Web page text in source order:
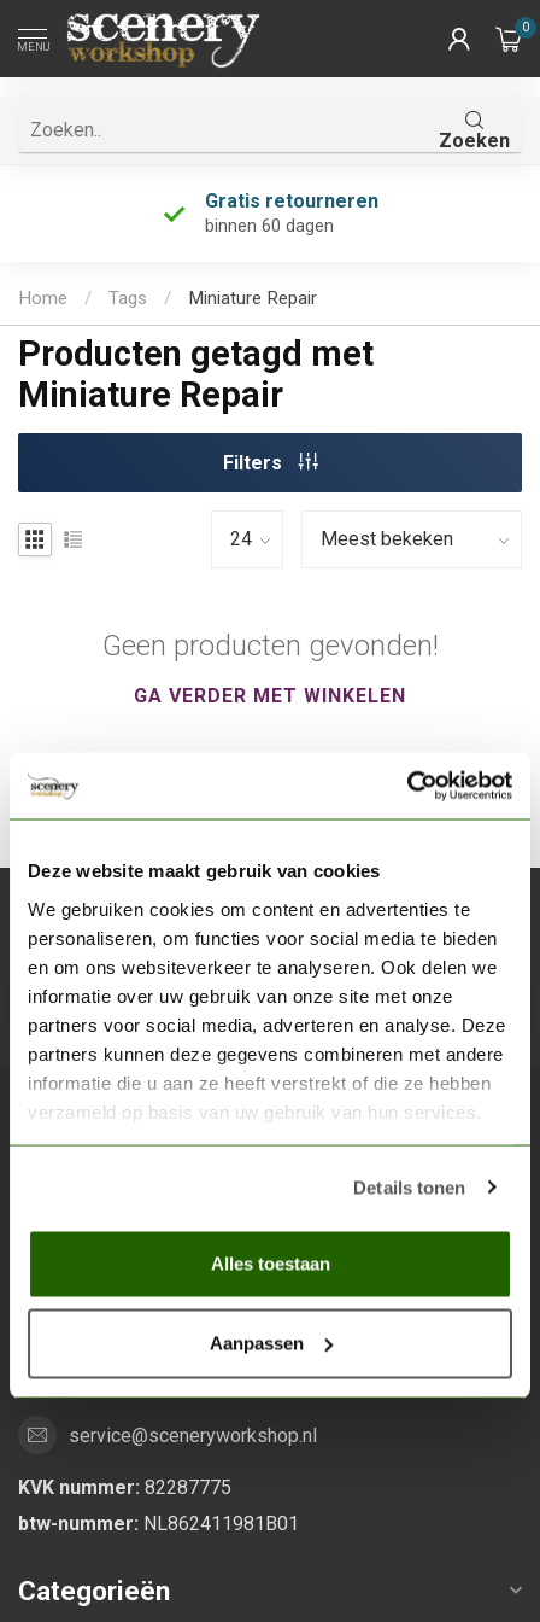
Deze website maakt gebruik van cookies
We gebruiken cookies om content en advertenties te
personaliseren, om functies voor social media te bieden
en om ons websiteverkeer te analyseren. Ook delen we
informatie over uw gebruik van onze site met onze
partners voor social media, adverteren en analyse. Deze
partners kunnen deze gegevens combineren met andere
informatie die u aan ze heeft verstrekt of die ze hebben
verzameld op basis van uw gebruik van hun services.
Details tonen
Alles toestaan
Aanpassen
MENU
0
Zoeken
Gratis retourneren
binnen 60 dagen
Home / Tags / Miniature Repair
Producten getagd met
Miniature Repair
Filters
Geen producten gevonden!
GA VERDER MET WINKELEN
Abonneer je op onze nieuwsbrief
Blijf op de hoogte over onze laatste acties
Scenery Workshop BV
Alles voor je miniature wargaming en scenery
6533 KK Nijmegen
Nederland
service@sceneryworkshop.nl
KVK nummer: 82287775
btw-nummer: NL862411981B01
Categorieën